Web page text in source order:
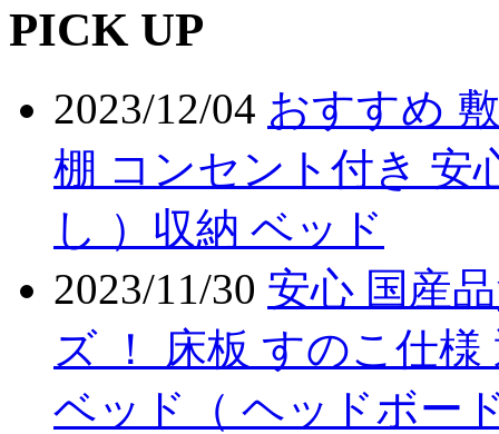
PICK UP
2023/12/04 おすすめ
棚 コンセント付き 安
し ）収納 ベッド
2023/11/30 安心 国産
ズ ！ 床板 すのこ仕
ベッド（ ヘッドボー